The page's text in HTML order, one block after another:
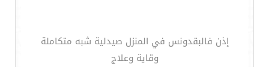
إذن فالبقدونس في المنزل صيدلية شبه متكاملة
وقاية وعلاج